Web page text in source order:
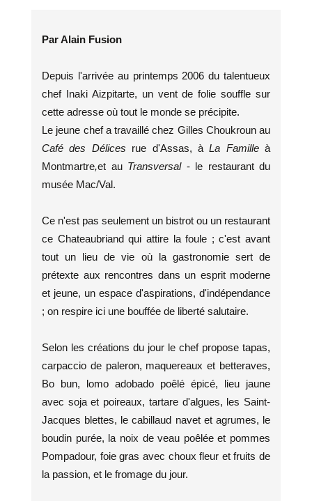
Par Alain Fusion
Depuis l'arrivée au printemps 2006 du talentueux
chef Inaki Aizpitarte, un vent de folie souffle sur
cette adresse où tout le monde se précipite.
Le jeune chef a travaillé chez Gilles Choukroun au
Café des Délices rue d'Assas, àLa Famille à
Montmartre,et au Transversal - le restaurant du
musée Mac/Val.
Ce n'est pas seulement un bistrot ou un restaurant
ce Chateaubriand qui attire la foule ; c'est avant
tout un lieu de vie où la gastronomie sert de
prétexte aux rencontres dans un esprit moderne
et jeune, un espace d'aspirations, d'indépendance
; on respire ici une bouffée de liberté salutaire.
Selon les créations du jour le chef propose tapas,
carpaccio de paleron, maquereaux et betteraves,
Bo bun, lomo adobado poêlé épicé, lieu jaune
avec soja et poireaux, tartare d'algues, les Saint-
Jacques blettes, le cabillaud navet et agrumes, le
boudin purée, la noix de veau poêlée et pommes
Pompadour, foie gras avec choux fleur et fruits de
la passion, et le fromage du jour.